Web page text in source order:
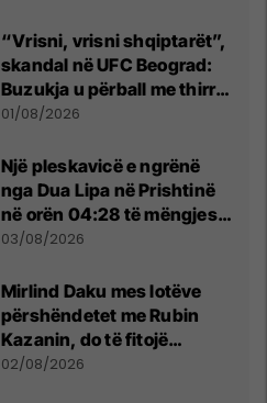
“Vrisni, vrisni shqiptarët”,
skandal në UFC Beograd:
Buzukja u përball me thirrje
anti-shqiptare nga
01/08/2026
Një pleskavicë e ngrënë
nga Dua Lipa në Prishtinë
në orën 04:28 të mëngjesit
- dhe bota digjitale serbe
03/08/2026
Mirlind Daku mes lotëve
përshëndetet me Rubin
Kazanin, do të fitojë
miliona te Spartak Moska
02/08/2026